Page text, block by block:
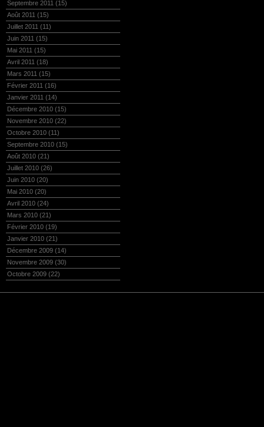
Septembre 2011 (15)
Août 2011 (15)
Juillet 2011 (11)
Juin 2011 (15)
Mai 2011 (15)
Avril 2011 (18)
Mars 2011 (15)
Février 2011 (16)
Janvier 2011 (14)
Décembre 2010 (15)
Novembre 2010 (22)
Octobre 2010 (11)
Septembre 2010 (15)
Août 2010 (21)
Juillet 2010 (26)
Juin 2010 (20)
Mai 2010 (20)
Avril 2010 (24)
Mars 2010 (21)
Février 2010 (19)
Janvier 2010 (21)
Décembre 2009 (14)
Novembre 2009 (30)
Octobre 2009 (22)